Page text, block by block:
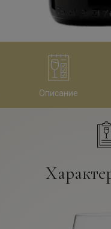
Описание